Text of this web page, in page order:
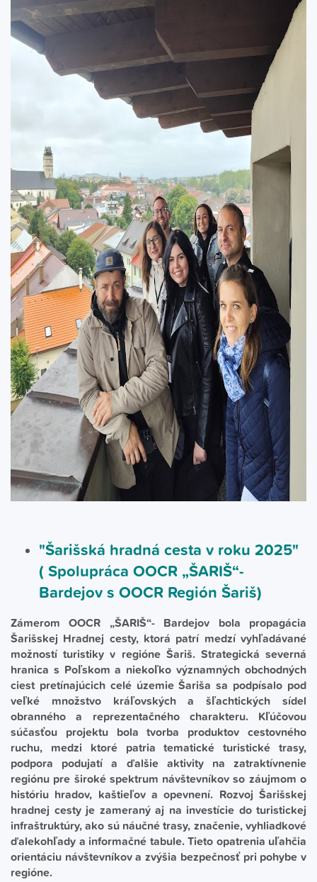
"Šarišská hradná cesta v roku 2025"
( Spolupráca OOCR „ŠARIŠ“-
Bardejov s OOCR Región Šariš)
Zámerom OOCR „ŠARIŠ“- Bardejov bola propagácia
Šarišskej Hradnej cesty, ktorá patrí medzí vyhľadávané
možností turistiky v regióne Šariš. Strategická severná
hranica s Poľskom a niekoľko významných obchodných
ciest pretínajúcich celé územie Šariša sa podpísalo pod
veľké množstvo kráľovských a šľachtických sídel
obranného a reprezentačného charakteru. Kľúčovou
súčasťou projektu bola tvorba produktov cestovného
ruchu, medzi ktoré patria tematické turistické trasy,
podpora podujatí a ďalšie aktivity na zatraktívnenie
regiónu pre široké spektrum návštevníkov so záujmom o
históriu hradov, kaštieľov a opevnení. Rozvoj Šarišskej
hradnej cesty je zameraný aj na investície do turistickej
infraštruktúry, ako sú náučné trasy, značenie, vyhliadkové
ďalekohľady a informačné tabule. Tieto opatrenia uľahčia
orientáciu návštevníkov a zvýšia bezpečnosť pri pohybe v
regióne.